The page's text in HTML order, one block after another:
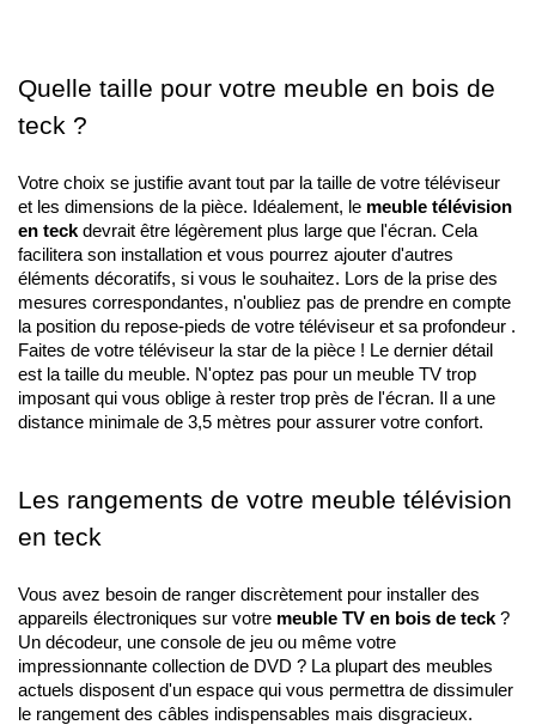
Quelle taille pour votre meuble en bois de
teck ?
Votre choix se justifie avant tout par la taille de votre téléviseur
et les dimensions de la pièce. Idéalement, le meuble télévision
en teck devrait être légèrement plus large que l'écran. Cela
facilitera son installation et vous pourrez ajouter d'autres
éléments décoratifs, si vous le souhaitez. Lors de la prise des
mesures correspondantes, n'oubliez pas de prendre en compte
la position du repose-pieds de votre téléviseur et sa profondeur .
Faites de votre téléviseur la star de la pièce ! Le dernier détail
est la taille du meuble. N'optez pas pour un meuble TV trop
imposant qui vous oblige à rester trop près de l'écran. Il a une
distance minimale de 3,5 mètres pour assurer votre confort.
Les rangements de votre meuble télévision
en teck
Vous avez besoin de ranger discrètement pour installer des
appareils électroniques sur votre meuble TV en bois de teck ?
Un décodeur, une console de jeu ou même votre
impressionnante collection de DVD ? La plupart des meubles
actuels disposent d'un espace qui vous permettra de dissimuler
le rangement des câbles indispensables mais disgracieux.